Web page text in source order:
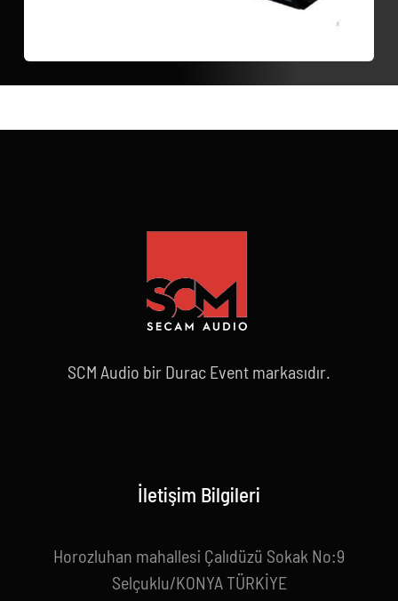
SCM Audio bir Durac Event markasıdır.
İletişim Bilgileri
Horozluhan mahallesi Çalıdüzü Sokak No:9
Selçuklu/KONYA TÜRKİYE